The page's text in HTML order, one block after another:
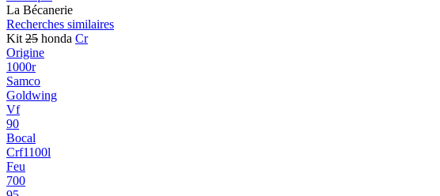
La Bécanerie
Recherches similaires
Kit 25 honda Cr
Origine
1000r
Samco
Goldwing
Vf
90
Bocal
Crf1100l
Feu
700